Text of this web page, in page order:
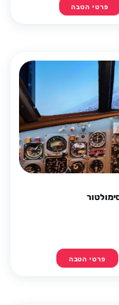
פרטי הטבה
פרטי הטבה